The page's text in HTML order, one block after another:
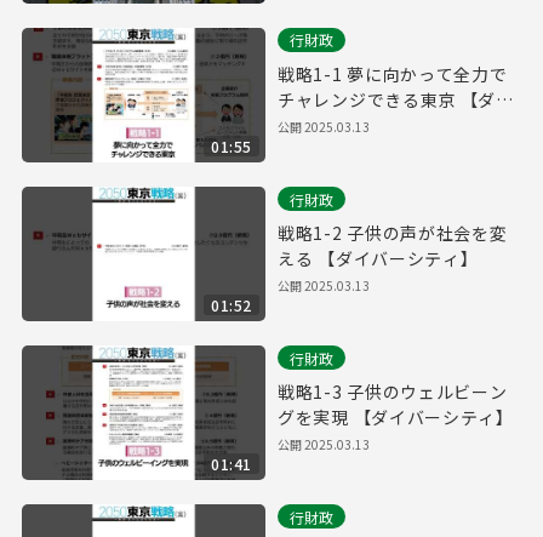
01:55
行財政
戦略1-1 夢に向かって全力で
チャレンジできる東京 【ダイ
バーシティ】
公開2025.03.13
01:52
行財政
戦略1-2 子供の声が社会を変
える 【ダイバーシティ】
公開2025.03.13
01:41
行財政
戦略1-3 子供のウェルビーン
グを実現 【ダイバーシティ】
公開2025.03.13
行財政